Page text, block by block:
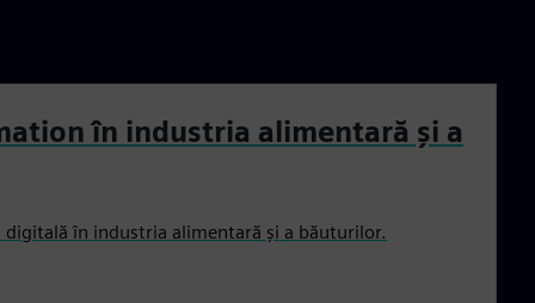
în industria alimentară și a
în industria alimentară și a băuturilor.